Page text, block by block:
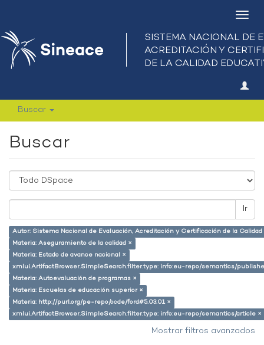
Buscar
Buscar
Ir
Autor: Sistema Nacional de Evaluación, Acreditación y Certificación de la
Materia: Aseguramiento de la calidad ×
Materia: Estado de avance nacional ×
xmlui.ArtifactBrowser.SimpleSearch.filter.type: info:eu-repo/semantics/
Materia: Autoevaluación de programas ×
Materia: Escuelas de educación superior ×
Materia: http://purl.org/pe-repo/ocde/ford#5.03.01 ×
xmlui.ArtifactBrowser.SimpleSearch.filter.type: info:eu-repo/semantics/article ×
Mostrar filtros avanzados